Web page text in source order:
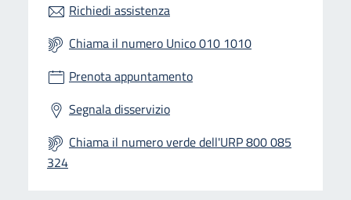
Richiedi assistenza
Chiama il numero Unico 010 1010
Prenota appuntamento
Segnala disservizio
Chiama il numero verde dell'URP 800 085
324